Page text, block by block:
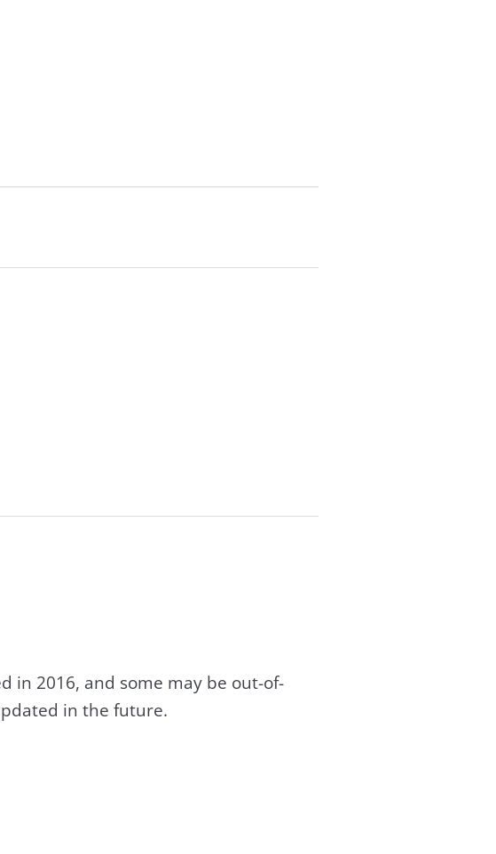
in 2016, and some may be out-of-
in the future.